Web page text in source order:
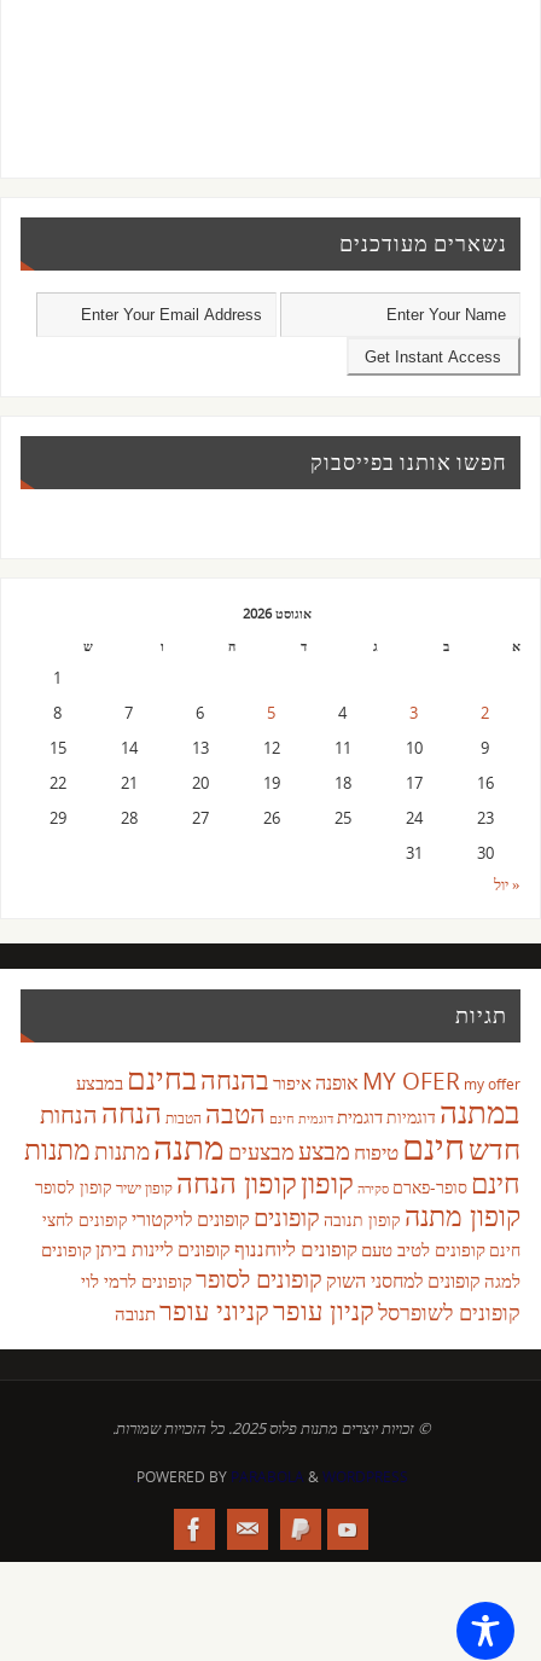
נשארים מעודכנים
חפשו אותנו בפייסבוק
אוגוסט 2026
א
ב ג ד ה ו ש
1
2
3
4
5
6
7
8
9
10
11
12
13
14
15
16
17
18
19
20
21
22
23
24
25
26
27
28
29
30
31
« יול
תגיות
MY OFER my offer אופנהאיפור בהנחהבחינם במבצע
במתנה דוגמיותדוגמית דוגמית חינם הטבה הטבות הנחה הנחות
חדשחינם טיפוח מבצעמבצעים מתנהמתנותמתנות
חינם סופר-פארם סקירה קופוןקופון הנחה קופון ישיר קופון לסופר
קופון מתנה קופון תנובה קופונים קופונים לויקטורי קופונים לחצי
חינם קופונים לטיב טעם קופונים ליוחננוףקופונים ליינות ביתןקופונים
למגה קופונים למחסני השוק קופונים לסופרקופונים לרמי לוי
קופונים לשופרסלקניון עופרקניוני עופרתנובה
© זכויות יוצרים מתנות פלוס 2025. כל הזכויות שמורות.
POWERED BY PARABOLA&WORDPRESS.